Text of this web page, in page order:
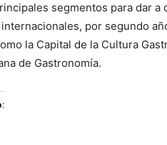
segmentos para dar
por segundo
la Capital de la Cultura
de Gastronomía.